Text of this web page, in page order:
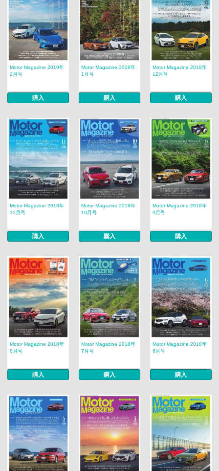
Motor Magazine 2019年
2月号
購入
Motor Magazine 2019年
1月号
購入
Motor Magazine 2018年
12月号
購入
Motor Magazine 2018年
11月号
購入
Motor Magazine 2018年
10月号
購入
Motor Magazine 2018年
9月号
購入
Motor Magazine 2018年
8月号
購入
Motor Magazine 2018年
7月号
購入
Motor Magazine 2018年
6月号
購入